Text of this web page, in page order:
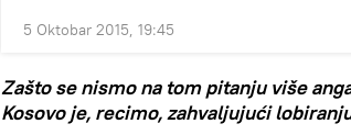
5 Oktobar 2015, 19:45
Zašto se nismo na tom pitanjuviše
Kosovo je, recimo,zahvaljujući